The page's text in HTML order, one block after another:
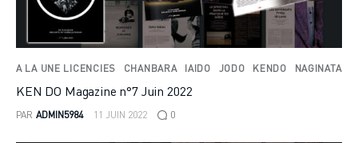
A LA UNE LICENCIES CHANBARA IAIDO JODO KENDO NAGINATA
KEN DO Magazine n°7 Juin 2022
PAR ADMIN5984 11 JUIN 2022 0